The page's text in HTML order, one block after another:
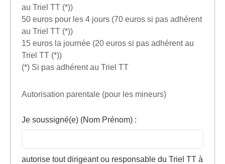
au Triel TT (*))
50 euros pour les 4 jours (70 euros si pas adhérent
au Triel TT (*))
15 euros la journée (20 euros si pas adhérent au
Triel TT (*))
(*) Si pas adhérent au Triel TT
Autorisation parentale (pour les mineurs)
Je soussigné(e) (Nom Prénom) :
autorise tout dirigeant ou responsable du Triel TT à